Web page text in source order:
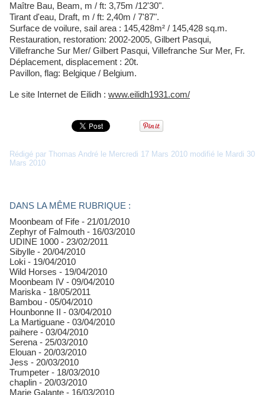
Maître Bau, Beam, m / ft: 3,75m /12'30".
Tirant d'eau, Draft, m / ft: 2,40m / 7'87".
Surface de voilure, sail area : 145,428m² / 145,428 sq.m.
Restauration, restoration: 2002-2005, Gilbert Pasqui,
Villefranche Sur Mer/ Gilbert Pasqui, Villefranche Sur Mer, Fr.
Déplacement, displacement : 20t.
Pavillon, flag: Belgique / Belgium.
Le site Internet de Eilidh : www.eilidh1931.com/
Rédigé par Thomas André le Mercredi 17 Mars 2010 modifié le Mardi 30
Mars 2010
DANS LA MÊME RUBRIQUE :
Moonbeam of Fife - 21/01/2010
Zephyr of Falmouth - 16/03/2010
UDINE 1000 - 23/02/2011
Sibylle - 20/04/2010
Loki - 19/04/2010
Wild Horses - 19/04/2010
Moonbeam IV - 09/04/2010
Mariska - 18/05/2011
Bambou - 05/04/2010
Hounbonne II - 03/04/2010
La Martiguane - 03/04/2010
paihere - 03/04/2010
Serena - 25/03/2010
Elouan - 20/03/2010
Jess - 20/03/2010
Trumpeter - 18/03/2010
chaplin - 20/03/2010
Marie Galante - 16/03/2010